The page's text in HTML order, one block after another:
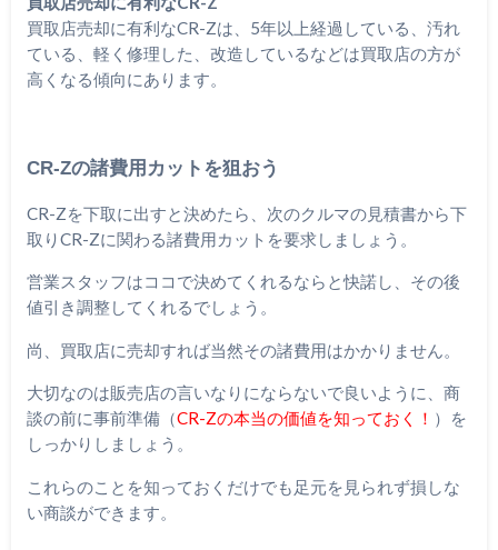
買取店売却に有利なCR-Zは、5年以上経過している、汚れ
ている、軽く修理した、改造しているなどは買取店の方が
高くなる傾向にあります。
CR-Zの諸費用カットを狙おう
CR-Zを下取に出すと決めたら、次のクルマの見積書から下
取りCR-Zに関わる諸費用カットを要求しましょう。
営業スタッフはココで決めてくれるならと快諾し、その後
値引き調整してくれるでしょう。
尚、買取店に売却すれば当然その諸費用はかかりません。
大切なのは販売店の言いなりにならないで良いように、商
談の前に事前準備（CR-Zの本当の価値を知っておく！ ）を
しっかりしましょう。
これらのことを知っておくだけでも足元を見られず損しな
い商談ができます。